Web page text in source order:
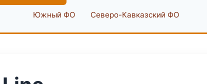
Южный ФО Северо-Кавказский ФО